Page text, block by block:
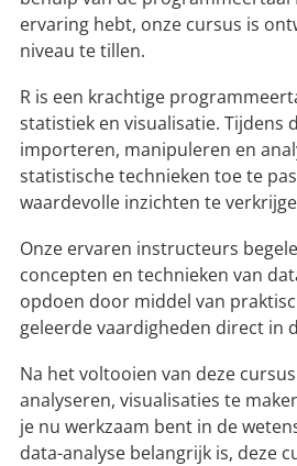
ervaring hebt, onze cursus is
niveau te tillen.
R is een krachtige
statistiek en visualisatie. Tijdens
importeren, manipuleren en
statistische technieken toe te
waardevolle inzichten te
Onze ervaren instructeurs
concepten en technieken van
opdoen door middel van
geleerde vaardigheden direct in
Na het voltooien van deze
analyseren, visualisaties te
je nu werkzaam bent in de
data-analyse belangrijk is, deze